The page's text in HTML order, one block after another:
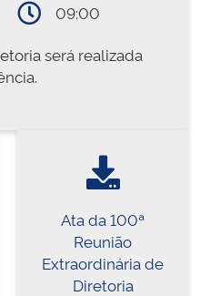
09:00
será realizada
Ata da 100ª
Reunião
Extraordinária de
Diretoria